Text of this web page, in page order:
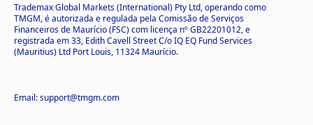
Trademax Global Markets (International) Pty Ltd, operando como
TMGM, é autorizada e regulada pela Comissão de Serviços
Financeiros de Maurício (FSC) com licença nº GB22201012, e
registrada em 33, Edith Cavell Street C/o IQ EQ Fund Services
(Mauritius) Ltd Port Louis, 11324 Maurício.
Email: support@tmgm.com